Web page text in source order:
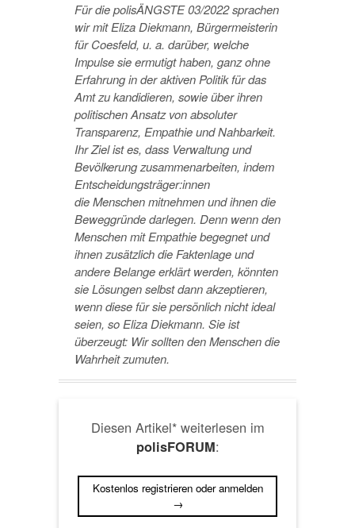
Für die polisÄNGSTE03/2022 sprachen
wir mit Eliza Diekmann, Bürgermeisterin
für Coesfeld, u. a. darüber, welche
Impulse sie ermutigt haben, ganz ohne
Erfahrung in der aktiven Politik für das
Amt zu kandidieren, sowie über ihren
politischen Ansatz von absoluter
Transparenz, Empathie und Nahbarkeit.
Ihr Ziel ist es, dass Verwaltung und
Bevölkerung zusammenarbeiten, indem
Entscheidungsträger:innen
die Menschen mitnehmen und ihnen die
Beweggründe darlegen. Denn wenn den
Menschen mit Empathiebegegnet und
ihnen zusätzlich die Faktenlage und
andere Belange erklärt werden, könnten
sie Lösungen selbst dann akzeptieren,
wenn diese für sie persönlich nicht ideal
seien, so Eliza Diekmann. Sie ist
überzeugt: Wir sollten den Menschen die
Wahrheit zumuten.
Diesen Artikel* weiterlesen im
polisFORUM:
Kostenlos registrieren oder anmelden
→